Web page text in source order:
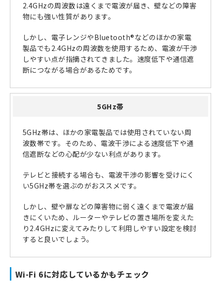
2.4GHzの周波数は遠くまで電波が届き、壁などの障害
物にも強い性質があります。
しかし、電子レンジやBluetooth®などのほかの家電
製品でも2.4GHzの周波数を使用するため、電波が干渉
しやすい点が指摘されてきました。速度低下や通信遮
断につながる場合があるためです。
5GHz帯
5GHz帯は、ほかの家電製品では使用されていない周
波数帯です。そのため、電波干渉による速度低下や通
信遮断などの心配が少ない利点があります。
テレビと接続する場合も、電波干渉の影響を受けにく
い5GHz帯を選ぶのがおススメです。
しかし、壁や扉などの障害物に弱く遠くまで電波が届
きにくいため、ルーターやテレビの置き場所を変えた
り2.4GHzに変えてみたりして利用しやすい設定を検討
すると良いでしょう。
Wi-Fi 6に対応しているかもチェック